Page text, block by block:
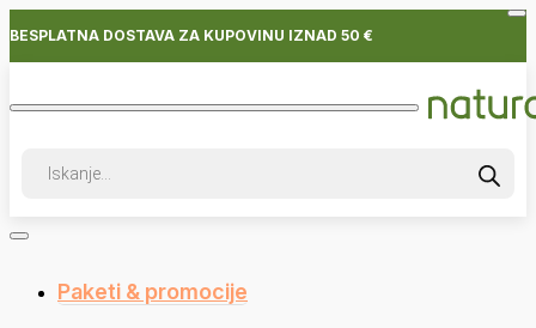
BESPLATNA DOSTAVA ZA KUPOVINU IZNAD 50 €
search
Paketi & promocije